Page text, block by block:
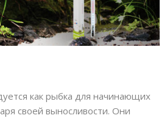
как рыбка для начинающих
своей выносливости. Они